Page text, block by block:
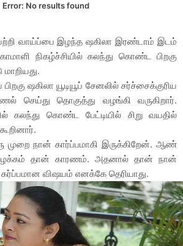
Error: No results found
வாய்ப்பை இழந்த ஷகிலா இரண்டாம் இடம்
நிகழ்ச்சியில் கலந்து கொண்ட பிறகு
ஷகிலா யூடியூப் சேனலில் சர்ச்சைக்குரிய
செய்து தொகுத்து வழங்கி வருகிறார்.
கலந்து கொண்ட பேட்டியில் சிறு வயதில்
முறை நான் கார்ப்பமாகி இருக்கிறேன். ஆண்
தான் காரணம். அதனால் தான் நான்
விஷயம் எனக்கே தெரியாது.